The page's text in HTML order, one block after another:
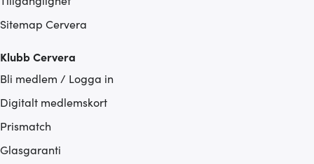
Sitemap Cervera
Klubb Cervera
Bli medlem / Logga in
Digitalt medlemskort
Prismatch
Glasgaranti